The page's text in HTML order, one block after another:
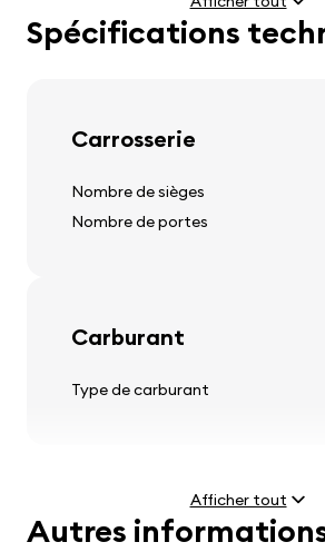
sièges avant
Phares
phares antibrouillard
réglage de l'orientation des phares
Volant
Spécifications
Carrosserie
Nombre de sièges
Nombre de portes
Carburant
Type de carburant
Moteur
Afficher tout
Autres